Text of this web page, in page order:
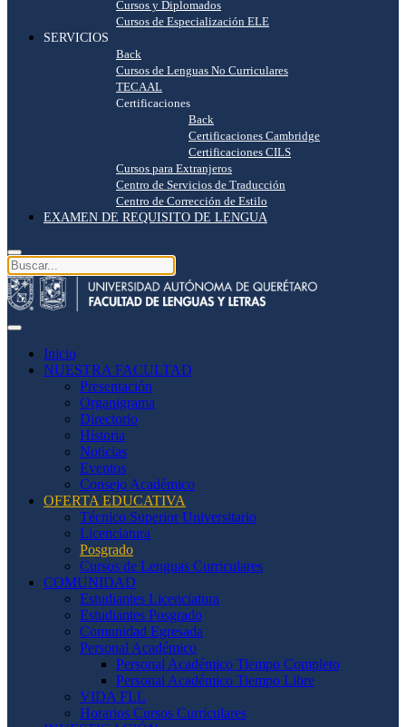
Cursos y Diplomados
Cursos de Especialización ELE
SERVICIOS
Back
Cursos de Lenguas No Curriculares
TECAAL
Certificaciones
Back
Certificaciones Cambridge
Certificaciones CILS
Cursos para Extranjeros
Centro de Servicios de Traducción
Centro de Corrección de Estilo
EXAMEN DE REQUISITO DE LENGUA
Inicio
NUESTRA FACULTAD
Presentación
Organigrama
Directorio
Historia
Noticias
Eventos
Consejo Académico
OFERTA EDUCATIVA
Técnico Superior Universitario
Licenciatura
Posgrado
Cursos de Lenguas Curriculares
COMUNIDAD
Estudiantes Licenciatura
Estudiantes Posgrado
Comunidad Egresada
Personal Académico
Personal Académico Tiempo Completo
Personal Académico Tiempo Libre
VIDA FLL
Horarios Cursos Curriculares